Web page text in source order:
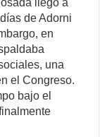
de Adorni
en
una
el Congreso.
bajo el